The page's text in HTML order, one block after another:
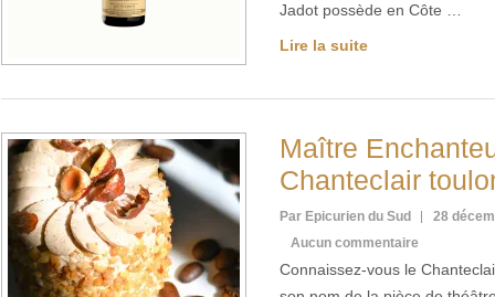
Jadot possède en Côte …
Lire la suite
Maître
Chanteclair
Par Epicurien du Sud
28
Aucun commentaire
Connaissez-vous le